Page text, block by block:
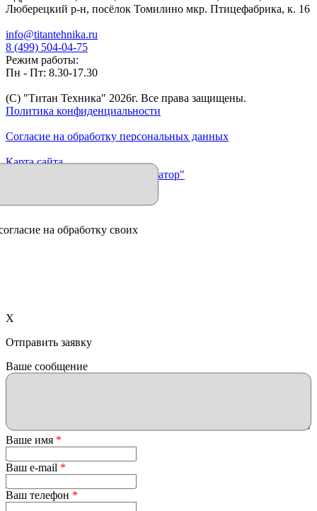
Люберецкий р-н, посёлок Томилино мкр. Птицефабрика, к. 16
info@titantehnika.ru
8 (499) 504-04-75
Режим работы:
Пн - Пт: 8.30-17.30
(C) "Титан Техника" 2026г. Все права защищены.
Политика конфиденциальности
Согласие на обработку персональных данных
Карта сайта
Продвижение сайта "Иллюминатор"
на обработку своих
X
Отправить заявку
Ваше сообщение
Ваше имя *
Ваш e-mail *
Ваш телефон *